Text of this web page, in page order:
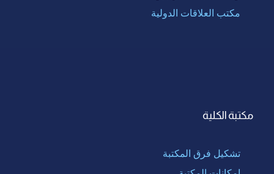
مكتب العلاقات الدولية
مكتبة الكلية
تشكيل فرق المكتبة